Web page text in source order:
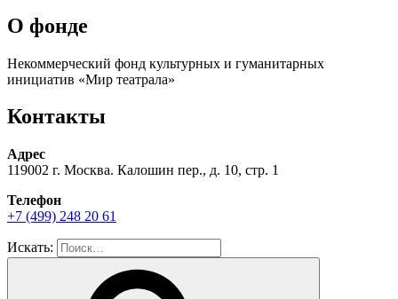
О фонде
Некоммерческий фонд культурных и гуманитарных
инициатив «Мир театрала»
Контакты
Адрес
119002 г. Москва. Калошин пер., д. 10, стр. 1
Телефон
+7 (499) 248 20 61
Искать: